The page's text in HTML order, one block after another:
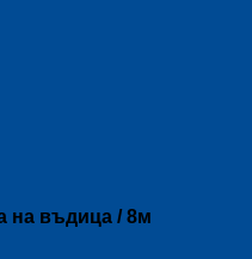
на въдица /8м